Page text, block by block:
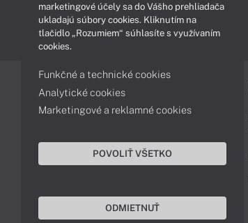
PODPORA A SERVIS
Informácie
Obchodné podmienky
Ochrana osobných údajov
Vyhlásenie o prístupnosti
marketingové účely sa do Vášho prehliadača
ukladajú súbory cookies. Kliknutím na
tlačidlo „Rozumiem“ súhlasíte s využívaním
cookies.
Funkčné a technické cookies
Analytické cookies
Marketingové a reklamné cookies
POVOLIŤ VŠETKO
ODMIETNUŤ